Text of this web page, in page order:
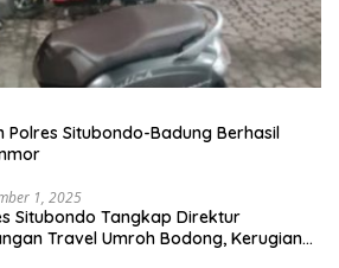
Situbondo-Badung Berhasil
1, 2025
Situbondo Tangkap Direktur
Travel Umroh Bodong, Kerugian